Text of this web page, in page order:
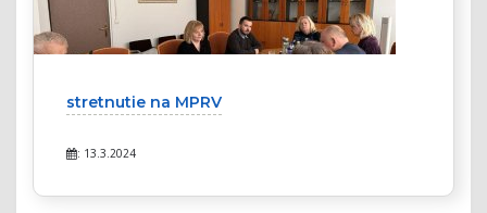
stretnutie na MPRV
: 13.3.2024